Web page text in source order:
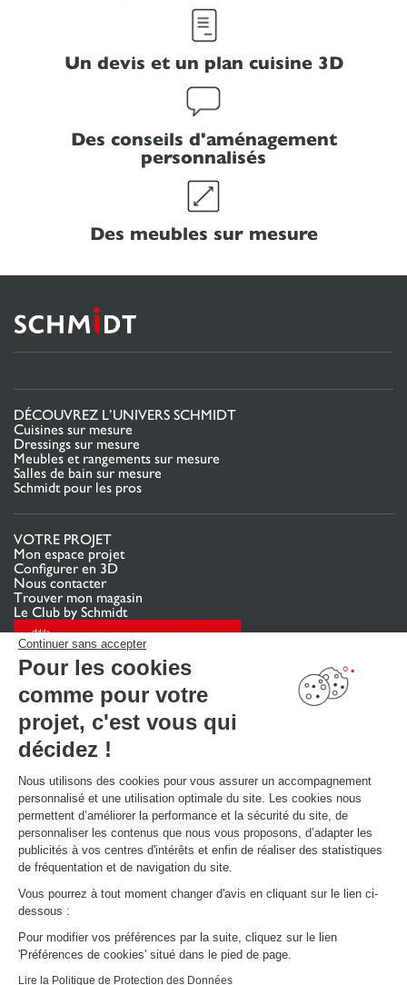
Continuer sans accepter
Pour les cookies
comme pour votre
projet, c'est vous qui
décidez !
Nous utilisons des cookies pour vous assurer un accompagnement
personnalisé et une utilisation optimale du site. Les cookies nous
permettent d’améliorer la performance et la sécurité du site, de
personnaliser les contenus que nous vous proposons, d’adapter les
publicités à vos centres d'intérêts et enfin de réaliser des statistiques
de fréquentation et de navigation du site.
Vous pourrez à tout moment changer d'avis en cliquant sur le lien ci-
dessous :
Pour modifier vos préférences par la suite, cliquez sur le lien
'Préférences de cookies' situé dans le pied de page.
Lire la Politique de Protection des Données
Un devis et un plan cuisine 3D
Des conseils d'aménagement
personnalisés
Des meubles sur mesure
DÉCOUVREZ L’UNIVERS SCHMIDT
Cuisines sur mesure
Dressings sur mesure
Meubles et rangements sur mesure
Salles de bain sur mesure
Schmidt pour les pros
VOTRE PROJET
Mon espace projet
Configurer en 3D
Nous contacter
Trouver mon magasin
Le Club by Schmidt
PRENDRE RENDEZ-VOUS
LIENS UTILES
Promotions
Guides de poses et d’entretien
Consulter notre catalogue
À PROPOS
Actualités du groupe
Nous rejoindre
Ouvrir un magasin
Schmidt dans le monde